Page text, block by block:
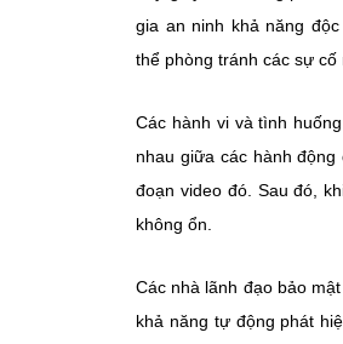
gia an ninh khả năng
thể phòng tránh các sự cố
Các hành vi và tình
nhau giữa các hành
đoạn video đó. Sau đó,
không ổn.
Các nhà lãnh đạo bảo
khả năng tự động phát